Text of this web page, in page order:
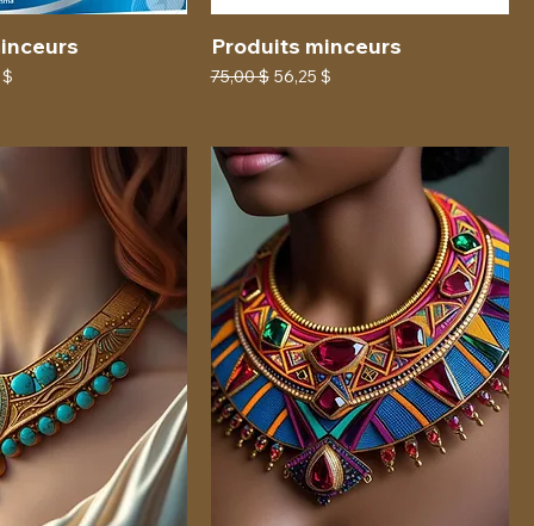
Produits minceurs
Prix original
75,00 $ Prix promotionnel
56,25 $